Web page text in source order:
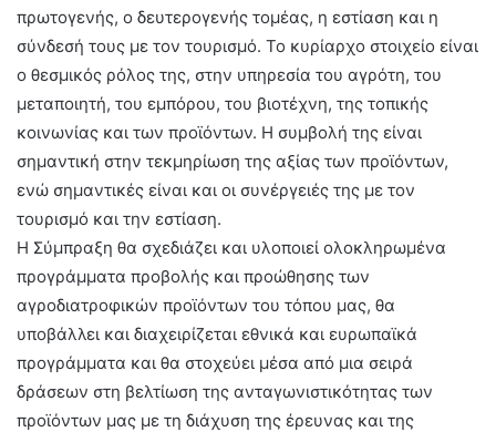
πρωτογενής, ο δευτερογενής τομέας, η εστίαση και η
σύνδεσή τους με τον τουρισμό. Το κυρίαρχο στοιχείο είναι
ο θεσμικός ρόλος της, στην υπηρεσία του αγρότη, του
μεταποιητή, του εμπόρου, του βιοτέχνη, της τοπικής
κοινωνίας και των προϊόντων. Η συμβολή της είναι
σημαντική στην τεκμηρίωση της αξίας των προϊόντων,
ενώ σημαντικές είναι και οι συνέργειές της με τον
τουρισμό και την εστίαση.
Η Σύμπραξη θα σχεδιάζει και υλοποιεί ολοκληρωμένα
προγράμματα προβολής και προώθησης των
αγροδιατροφικών προϊόντων του τόπου μας, θα
υποβάλλει και διαχειρίζεται εθνικά και ευρωπαϊκά
προγράμματα και θα στοχεύει μέσα από μια σειρά
δράσεων στη βελτίωση της ανταγωνιστικότητας των
προϊόντων μας με τη διάχυση της έρευνας και της